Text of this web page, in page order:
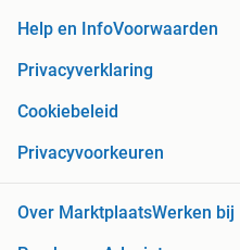
Help en InfoVoorwaarden
Privacyverklaring
Cookiebeleid
Privacyvoorkeuren
Over MarktplaatsWerken bij